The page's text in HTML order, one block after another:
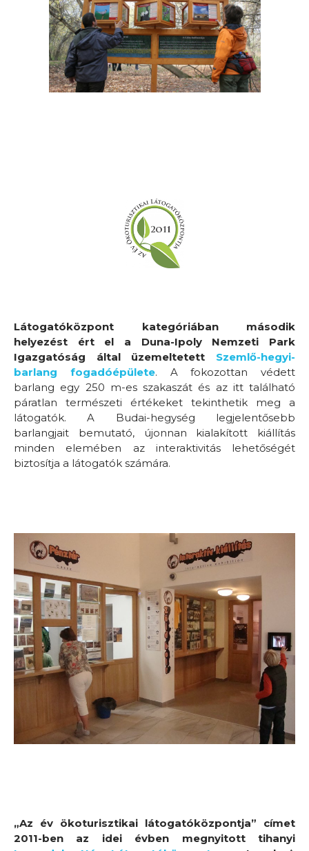
Látogatóközpont kategóriában második
helyezést ért el a Duna-Ipoly Nemzeti Park
Igazgatóság által üzemeltetett Szemlő-hegyi-
barlang fogadóépülete. A fokozottan védett
barlang egy 250 m-es szakaszát és az itt található
páratlan természeti értékeket tekinthetik meg a
látogatók. A Budai-hegység legjelentősebb
barlangjait bemutató, újonnan kialakított kiállítás
minden elemében az interaktivitás lehetőségét
biztosítja a látogatók számára.
„Az év ökoturisztikai látogatóközpontja” címet
2011-ben az idei évben megnyitott tihanyi